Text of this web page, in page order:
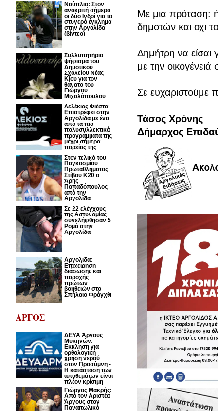
Με μια πρόταση:
δημοτών και οχι
Δημήτρη να είσαι
με την οικογένειά
Σε ευχαριστούμε
Τάσος Χρόνης
Δήμαρχος
Nαύπλιο: Στον
ανακριτή σήμερα
οι δύο Ινδοί για το
στυγερό έγκλημα
στην Αργολίδα
(βίντεο)
Συλλυπητήριο
ψήφισμα του
Δημοτικού
Σχολείου Νέας
Κίου για τον
θάνατο του
Γιώργου
Μιχαλόπουλου
Λελέκιος Φιέστα:
Επιστρέφει στην
Αργολίδα με ένα
από τα πιο
πολυσυλλεκτικά
προγράμματα της
μέχρι σήμερα
πορείας της
Στον τελικό του
Παγκοσμίου
Πρωταθλήματος
Στίβου Κ20 ο
Άρης
Παπαδόπουλος
από την
Αργολίδα
Σε 22 ελέγχους
της Αστυνομίας
συνελήφθησαν 5
Ρομά στην
Αργολίδα
Αργολίδα:
Επιχείρηση
διάσωσης και
παροχής
πρώτων
βοηθειών στο
Σπήλαιο Φράγχθι
ΑΡΓΟΣ
ΔΕΥΑ Άργους
Μυκηνών:
Εκκληση για
ορθολογική
χρήση νερού
στον Προσύμνη -
Η κατάσταση των
αποθεμάτων είναι
πλέον κρίσιμη
Γιώργος Μακρής:
Από τον Αριστέα
Άργους στον
Παναιτωλικό